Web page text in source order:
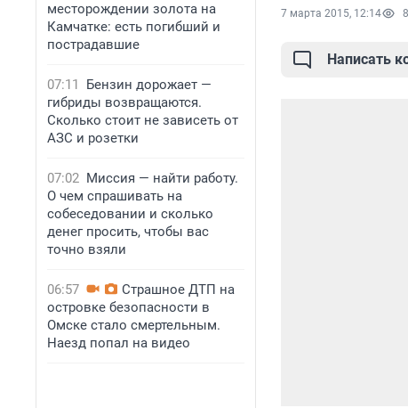
месторождении золота на
Камчатке: есть погибший и
пострадавшие
07:11
Бензин дорожает —
гибриды возвращаются.
Сколько стоит не зависеть от
АЗС и розетки
07:02 Миссия — найти работу.
О чем спрашивать на
собеседовании и сколько
денег просить, чтобы вас
точно взяли
06:57
Страшное ДТП на
островке безопасности в
Омске стало смертельным.
Наезд попал на видео
7 марта 2015, 12:14
Написать